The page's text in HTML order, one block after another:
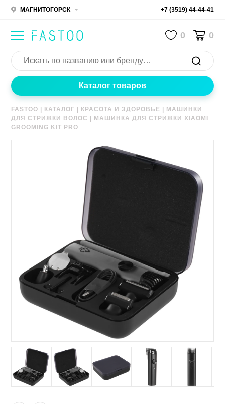
МАГНИТОГОРСК +7 (3519) 44-44-41
0 0
Каталог товаров
FASTOO КАТАЛОГ КРАСОТА И ЗДОРОВЬЕ
МАШИНКИ
ДЛЯ СТРИЖКИ ВОЛОС
МАШИНКА ДЛЯ СТРИЖКИ XIAOMI
GROOMING KIT PRO